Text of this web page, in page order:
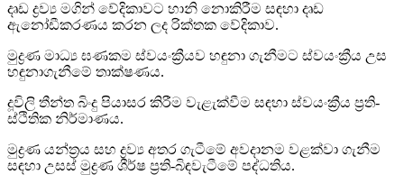
දෘඩ ද්‍රව්‍ය මගින් වේදිකාවට හානි නොකිරීම සඳහා දෘඩ
ඇනෝඩීකරණය කරන ලද රික්තක වේදිකාව.
මුද්‍රණ මාධ්‍ය ඝණකම ස්වයංක්‍රීයව හඳුනා ගැනීමට ස්වයංක්‍රීය උස
හඳුනාගැනීමේ තාක්ෂණය.
දූවිලි තීන්ත බිංදු පියාසර කිරීම වැළැක්වීම සඳහා ස්වයංක්‍රීය ප්‍රති-
ස්ථිතික නිර්මාණය.
මුද්‍රණ යන්ත්‍රය සහ ද්‍රව්‍ය අතර ගැටීමේ අවදානම වළක්වා ගැනීම
සඳහා උසස් මුද්‍රණ ශීර්ෂ ප්‍රති-බිඳවැටීමේ පද්ධතිය.